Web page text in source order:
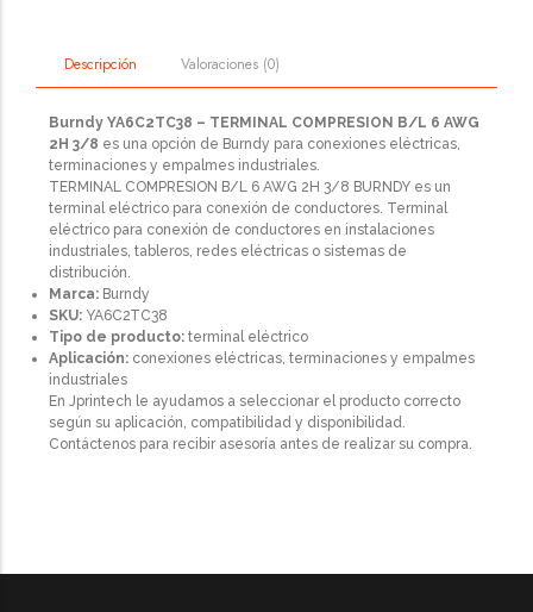
Descripción Valoraciones (0)
Burndy YA6C2TC38 – TERMINAL COMPRESION B/L 6 AWG
2H 3/8 es una opción de Burndy para conexiones eléctricas,
terminaciones y empalmes industriales.
TERMINAL COMPRESION B/L 6 AWG 2H 3/8 BURNDY es un
terminal eléctrico para conexión de conductores. Terminal
eléctrico para conexión de conductores en instalaciones
industriales, tableros, redes eléctricas o sistemas de
distribución.
Marca: Burndy
SKU: YA6C2TC38
Tipo de producto: terminal eléctrico
Aplicación: conexiones eléctricas, terminaciones y empalmes
industriales
En Jprintech le ayudamos a seleccionar el producto correcto
según su aplicación, compatibilidad y disponibilidad.
Contáctenos para recibir asesoría antes de realizar su compra.